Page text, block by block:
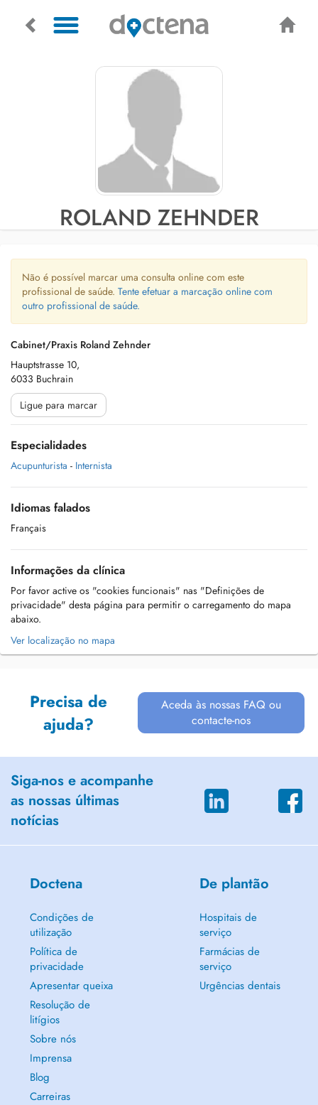
ROLAND ZEHNDER
Não é possível marcar uma consulta online com este
profissional de saúde. Tente efetuar a marcação online com
outro profissional de saúde.
Cabinet/Praxis Roland Zehnder
Hauptstrasse 10,
6033 Buchrain
Ligue para marcar
Especialidades
Acupunturista - Internista
Idiomas falados
Français
Informações da clínica
Por favor active os "cookies funcionais" nas "Definições de
privacidade" desta página para permitir o carregamento do mapa
abaixo.
Ver localização no mapa
Precisa de
ajuda?
Aceda às nossas FAQ ou
contacte-nos
Siga-nos e acompanhe
as nossas últimas
notícias
Doctena
Condições de
utilização
Política de
privacidade
Apresentar queixa
Resolução de
litígios
Sobre nós
Imprensa
Blog
Carreiras
De plantão
Hospitais de
serviço
Farmácias de
serviço
Urgências dentais